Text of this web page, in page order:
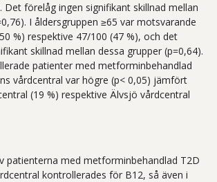
Det förelåg ingen signifikant skillnad mellan
I åldersgruppen ≥65 var motsvarande
%) respektive 47/100 (47 %), och det
skillnad mellan dessa grupper (p=0,64).
patienter med metforminbehandlad
vårdcentral var högre (p< 0,05) jämfört
(19 %) respektive Älvsjö vårdcentral
patienterna med metforminbehandlad T2D
kontrollerades för B12, så även i